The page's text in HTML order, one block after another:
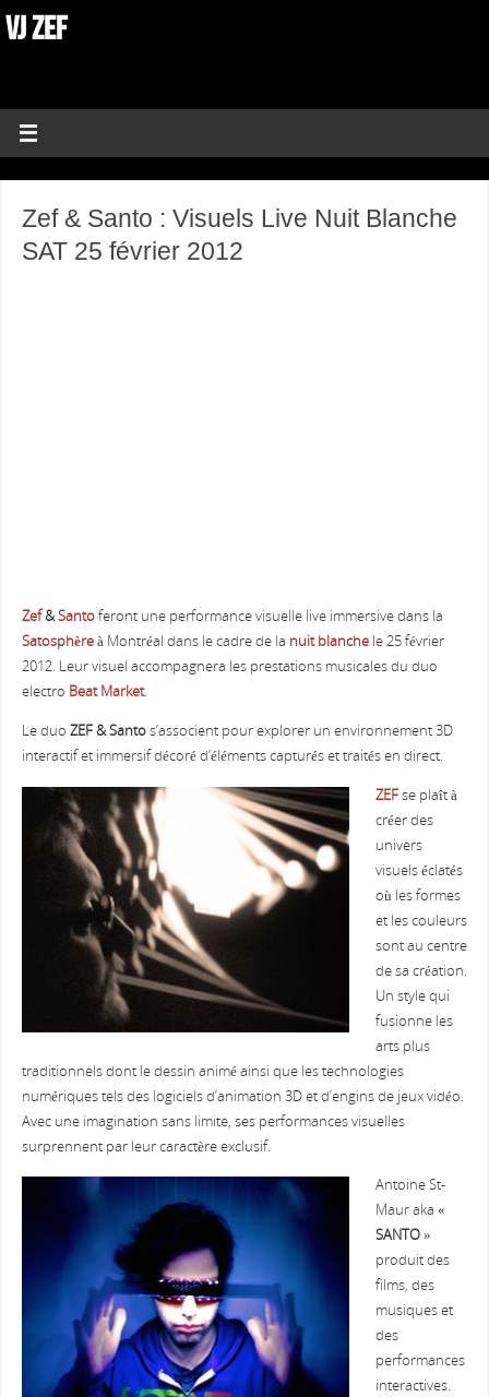
VJ ZEF
Zef & Santo : Visuels Live Nuit Blanche
SAT 25 février 2012
Zef&Santoferont une performance visuelle live immersive dans la
Satosphèreà Montréal dans le cadre de la nuit blanche le 25 février
2012. Leur visuel accompagnera les prestations musicales du duo
electro Beat Market.
Le duo ZEF & Santos’associent pour explorer un environnement 3D
interactif et immersif décoré d’éléments capturés et traités en direct.
ZEFse plaît à
créer des
univers
visuels éclatés
où les formes
et les couleurs
sont au centre
de sa création.
Un style qui
fusionne les
arts plus
traditionnels dont le dessin animé ainsi que les technologies
numériques tels des logiciels d’animation 3D et d’engins de jeux vidéo.
Avec une imagination sans limite, ses performances visuelles
surprennent par leur caractère exclusif.
Antoine St-
Maur aka «
SANTO»
produit des
films, des
musiques et
des
performances
interactives.